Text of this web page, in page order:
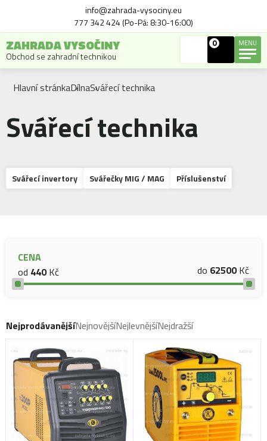
info@zahrada-vysociny.eu
777 342 424 (Po-Pá: 8:30-16:00)
ZAHRADA VYSOČINY
Obchod se zahradní technikou
0 MENU
Hlavní stránkaDílnaSvářecí technika
Svářecí technika
Svářecí invertory Svářečky MIG / MAG Příslušenství
CENA
od 440Kč do 62500Kč
NejprodávanějšíNejnovějšíNejlevnějšíNejdražší